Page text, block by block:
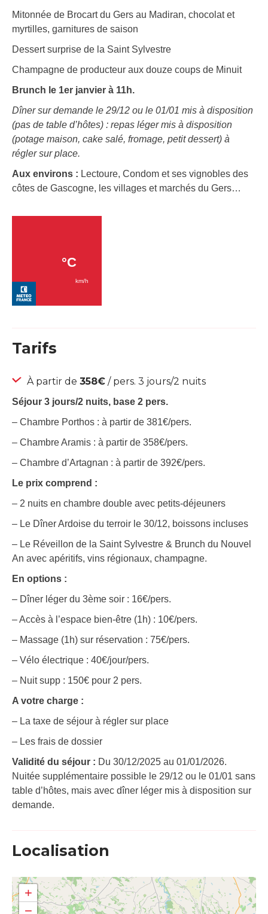
Mitonnée de Brocart du Gers au Madiran, chocolat et
myrtilles, garnitures de saison
Dessert surprise de la Saint Sylvestre
Champagne de producteur aux douze coups de Minuit
Brunch le 1er janvier à 11h.
Dîner sur demande le 29/12 ou le 01/01 mis à disposition
(pas de table d’hôtes) : repas léger mis à disposition
(potage maison, cake salé, fromage, petit dessert) à
régler sur place.
Aux environs : Lectoure, Condom et ses vignobles des
côtes de Gascogne, les villages et marchés du Gers…
Tarifs
À partir de 358€ / pers. 3 jours/2 nuits
Séjour 3 jours/2 nuits, base 2 pers.
– Chambre Porthos : à partir de 381€/pers.
– Chambre Aramis : à partir de 358€/pers.
– Chambre d’Artagnan : à partir de 392€/pers.
Le prix comprend :
– 2 nuits en chambre double avec petits-déjeuners
– Le Dîner Ardoise du terroir le 30/12, boissons incluses
– Le Réveillon de la Saint Sylvestre & Brunch du Nouvel
An avec apéritifs, vins régionaux, champagne.
En options :
– Dîner léger du 3ème soir : 16€/pers.
– Accès à l’espace bien-être (1h) : 10€/pers.
– Massage (1h) sur réservation : 75€/pers.
– Vélo électrique : 40€/jour/pers.
– Nuit supp : 150€ pour 2 pers.
A votre charge :
– La taxe de séjour à régler sur place
– Les frais de dossier
Validité du séjour : Du 30/12/2025 au 01/01/2026.
Nuitée supplémentaire possible le 29/12 ou le 01/01 sans
table d’hôtes, mais avec dîner léger mis à disposition sur
demande.
Localisation
+
−